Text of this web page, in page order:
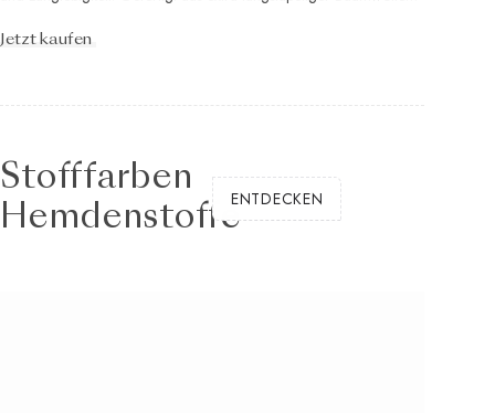
Jetzt kaufen
Stofffarben
Hemdenstoffe
ENTDECKEN